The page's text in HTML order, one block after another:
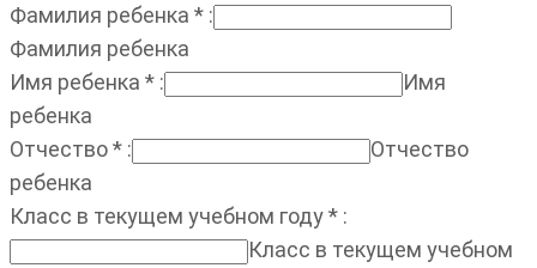
Фамилия ребенка * :
Фамилия ребенка
Имя ребенка * :
Имя
ребенка
Отчество* :
Отчество
ребенка
Класс в текущем учебном году* :
Класс в текущем учебном